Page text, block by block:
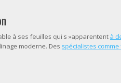
à ses feuilles qui s »apparentent à
moderne. Des spécialistes